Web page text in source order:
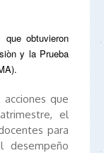
obtuvieron
y la Prueba
que
el
para
desempeño